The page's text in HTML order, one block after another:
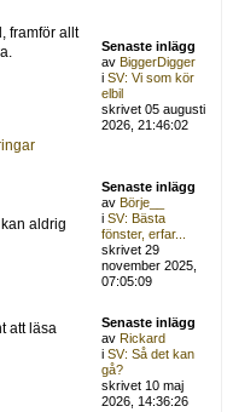
framför allt
Senaste inlägg
avBiggerDigger
iSV: Vi som kör
elbil
skrivet 05 augusti
2026, 21:46:02
aldrig
Senaste inlägg
avBörje__
iSV: Bästa
fönster, erfar...
skrivet 29
november 2025,
07:05:09
att läsa
Senaste inlägg
avRickard
iSV: Så det kan
gå?
skrivet 10 maj
2026, 14:36:26